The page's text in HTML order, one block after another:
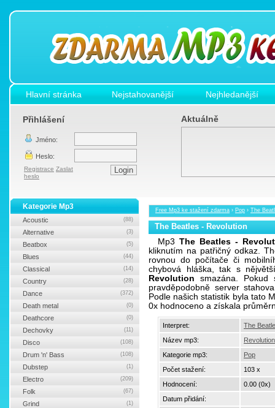
Hlavní stránka Nejstahovanější Nejhledanější
Přihlášení
Jméno:
Heslo:
Registrace Zaslat
heslo
Aktuálně
Free Mp3 ke stažení zdarma › Pop › The
The Beatles - Revolution
Mp3 The Beatles -
kliknutím na patřičný odkaz.
rovnou do počítače či
chybová hláška, tak s
Revolution smazána. Pokud
pravděpodobně server
Podle našich statistik byla tato
0x hodnoceno a získala
Interpret:
The
Název mp3:
Revolution
Kategorie mp3:
Pop
Počet stažení:
103 x
Hodnocení:
0.00 (0x)
Datum přidání:
Kategorie Mp3
Acoustic (88)
Alternative (3)
Beatbox (5)
Blues (44)
Classical (14)
Country (28)
Dance (372)
Death metal (0)
Deathcore (0)
Dechovky (11)
Disco (108)
Drum 'n' Bass (108)
Dubstep (1)
Electro (209)
Folk (67)
Grind (1)